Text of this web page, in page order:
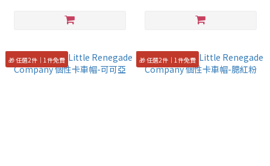
🎁 任選2件｜1件免費 🎁 任選2件｜1件免費